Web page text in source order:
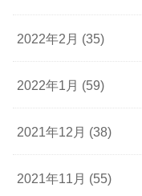
2022年2月 (35)
2022年1月 (59)
2021年12月 (38)
2021年11月 (55)